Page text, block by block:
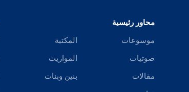
محاور رئيسية
موسوعات
صوتيات
مقالات
المكتبة
المواريث
بنين وبنات